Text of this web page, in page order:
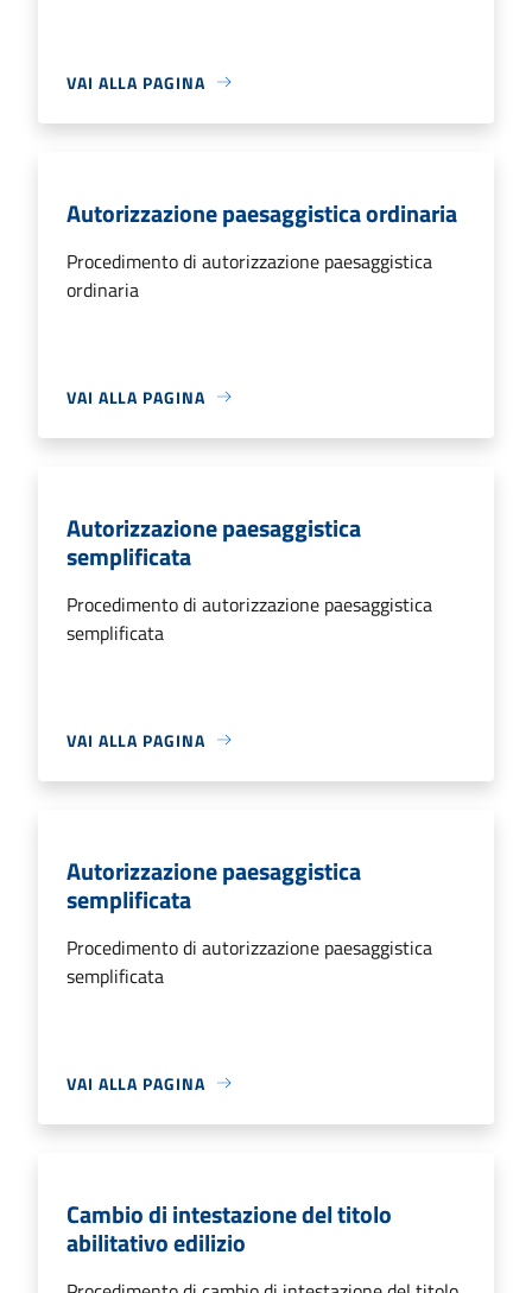
VAI ALLA PAGINA
Autorizzazione paesaggistica ordinaria
Procedimento di autorizzazione paesaggistica
ordinaria
VAI ALLA PAGINA
Autorizzazione paesaggistica
semplificata
Procedimento di autorizzazione paesaggistica
semplificata
VAI ALLA PAGINA
Autorizzazione paesaggistica
semplificata
Procedimento di autorizzazione paesaggistica
semplificata
VAI ALLA PAGINA
Cambio di intestazione del titolo
abilitativo edilizio